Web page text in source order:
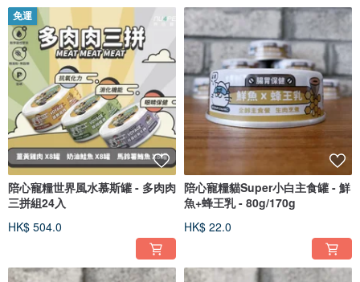
免運
陪心寵糧世界風水慕斯罐 - 多肉肉
三拼組24入
HK$ 504.0
陪心寵糧貓Super小白主食罐 - 鮮
魚+蜂王乳 - 80g/170g
HK$ 22.0